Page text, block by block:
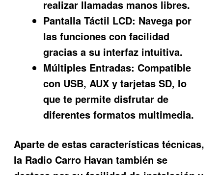
realizar llamadas manos libres.
Pantalla Táctil LCD: Navega por
las funciones con facilidad
gracias a su interfaz intuitiva.
Múltiples Entradas: Compatible
con USB, AUX y tarjetas SD, lo
que te permite disfrutar de
diferentes formatos multimedia.
Aparte de estas características técnicas,
la Radio Carro Havan también se